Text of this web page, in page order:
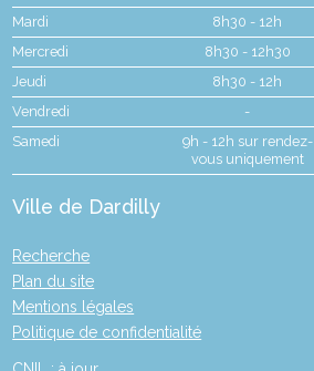
Mardi
8h30 - 12h
Mercredi
8h30 - 12h30
Jeudi
8h30 - 12h
Vendredi
-
Samedi
9h - 12h sur rendez-
vous uniquement
Ville de Dardilly
Recherche
Plan du site
Mentions légales
Politique de confidentialité